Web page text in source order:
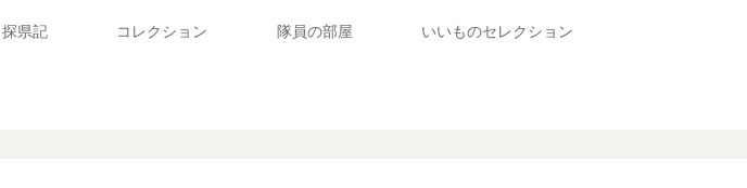
探県記 コレクション 隊員の部屋 いいものセレクション